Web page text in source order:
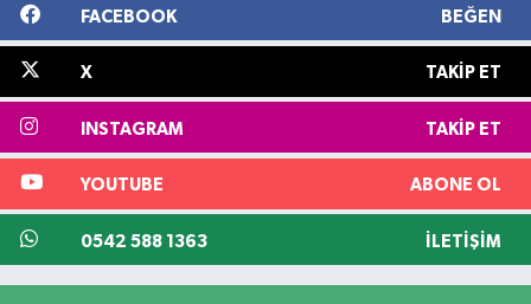
FACEBOOK BEĞEN
X TAKIP ET
INSTAGRAM TAKIP ET
YOUTUBE ABONE OL
0542 588 1363 İLETIŞIM